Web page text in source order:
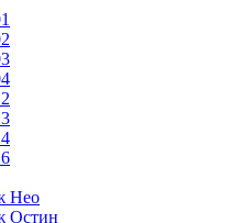
Нео
Остин